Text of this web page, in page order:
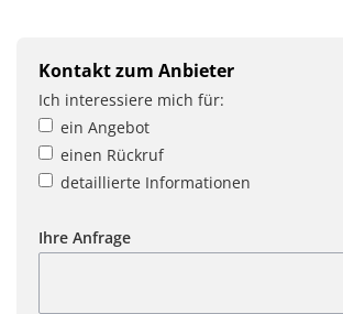
Kontakt zum Anbieter
Ich interessiere mich für:
ein Angebot
einen Rückruf
detaillierte Informationen
Ihre Anfrage